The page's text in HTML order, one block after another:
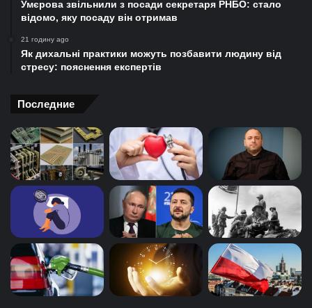
Умєрова звільнили з посади секретаря РНБО: стало
відомо, яку посаду він отримав
21 годину ago
Як дихальні практики можуть позбавити людину від
стресу: пояснення експертів
Последние